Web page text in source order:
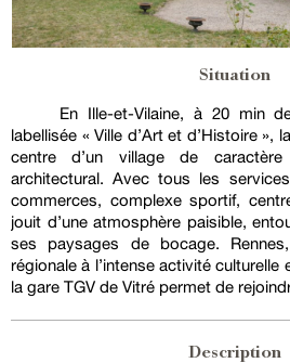
Situation
En Ille-et-Vilaine, à 20 min
labellisée « Ville d’Art et d’Histoire »,
centre d’un village de
architectural. Avec tous les
commerces, complexe sportif,
jouit d’une atmosphère paisible,
ses paysages de bocage.
régionale à l’intense activité culturelle
la gare TGV de Vitré permet de
Description